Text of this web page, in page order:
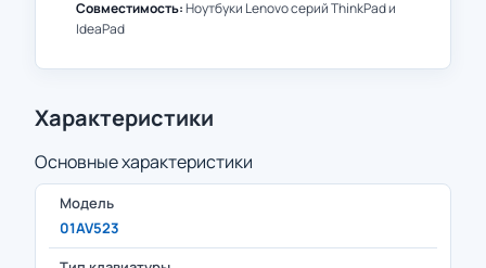
Совместимость:Ноутбуки Lenovo серий ThinkPad и
IdeaPad
Характеристики
Основные характеристики
Модель
01AV523